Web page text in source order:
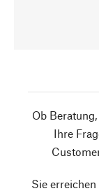
Ob
Ihre
Sie